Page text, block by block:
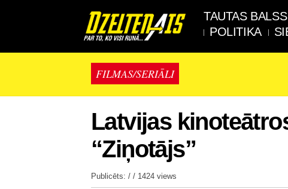
TAUTAS BALSS
POLITIKA
FILMAS/SERIĀLI
Latvijas
“Ziņotājs”
Publicēts: / / 1424 views